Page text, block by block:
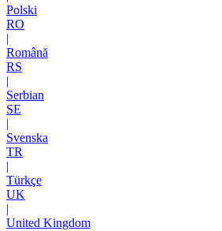
Polski
RO
|
Română
RS
|
Serbian
SE
|
Svenska
TR
|
Türkçe
UK
|
United Kingdom